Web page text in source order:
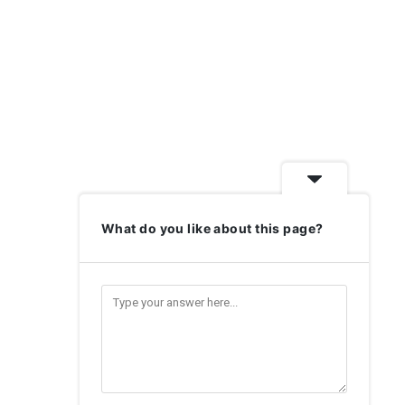
What do you like about this page?